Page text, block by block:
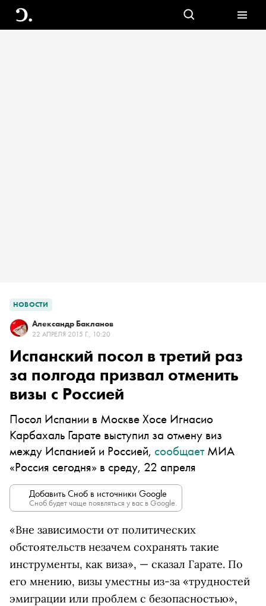
НОВОСТИ
Александр Бакланов
22 АПРЕЛЯ 2015 Г., 10:20
Испанский посол в третий раз
за полгода призвал отменить
визы с Россией
Посол Испании в Москве Хосе Игнасио
Карбахаль Гарате выступил за отмену виз
между Испанией и Россией, сообщаетМИА
«Россия сегодня» в среду, 22 апреля
Добавить Сноб в источники Google
Сноб будет чаще появляться у вас в Google.
«Вне зависимости от политических
обстоятельств незачем сохранять такие
инструменты, как виза», — сказал Гарате. По
его мнению, визы уместны из-за «трудностей
эмиграции или проблем с безопасностью»,